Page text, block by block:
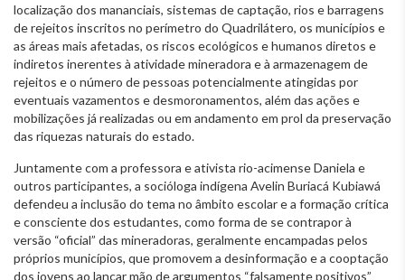
localização dos mananciais, sistemas de captação, rios e barragens
de rejeitos inscritos no perímetro do Quadrilátero, os municípios e
as áreas mais afetadas, os riscos ecológicos e humanos diretos e
indiretos inerentes à atividade mineradora e à armazenagem de
rejeitos e o número de pessoas potencialmente atingidas por
eventuais vazamentos e desmoronamentos, além das ações e
mobilizações já realizadas ou em andamento em prol da preservação
das riquezas naturais do estado.
Juntamente com a professora e ativista rio-acimense Daniela e
outros participantes, a socióloga indígena Avelin Buriacá Kubiawá
defendeu a inclusão do tema no âmbito escolar e a formação crítica
e consciente dos estudantes, como forma de se contrapor à
versão “oficial” das mineradoras, geralmente encampadas pelos
próprios municípios, que promovem a desinformação e a cooptação
dos jovens ao lançar mão de argumentos “falsamente positivos”